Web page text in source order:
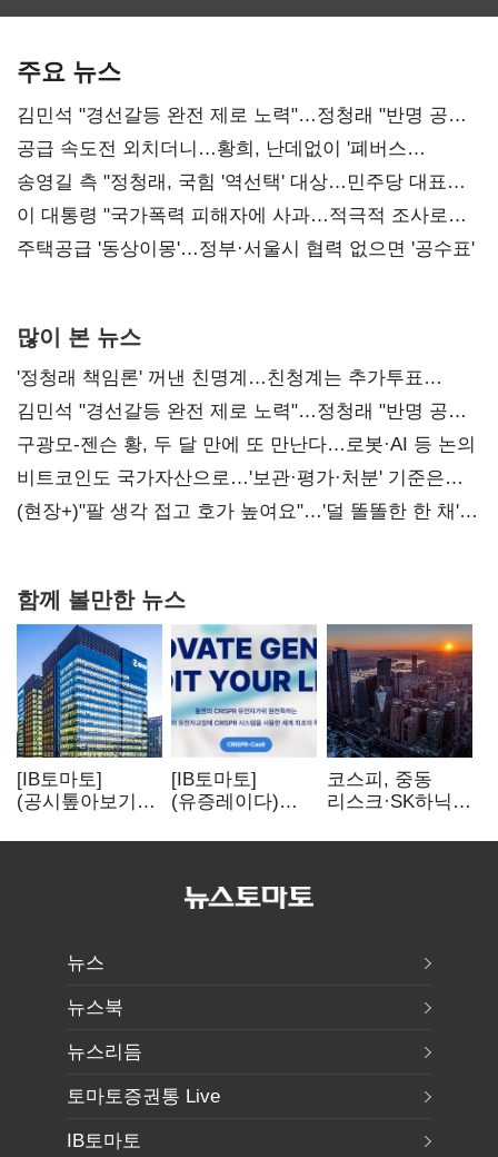
주요 뉴스
김민석 "경선갈등 완전 제로 노력"…정청래 "반명 공세
사과부터"
공급 속도전 외치더니…황희, 난데없이 '폐버스
리모델링' 제안
송영길 측 "정청래, 국힘 '역선택' 대상…민주당 대표로
총선 지휘 못해"
이 대통령 "국가폭력 피해자에 사과…적극적 조사로
진실 밝혀야"
주택공급 '동상이몽'…정부·서울시 협력 없으면 '공수표'
많이 본 뉴스
'정청래 책임론' 꺼낸 친명계…친청계는 추가투표
때리기
김민석 "경선갈등 완전 제로 노력"…정청래 "반명 공세
사과부터"
구광모-젠슨 황, 두 달 만에 또 만난다…로봇·AI 등 논의
비트코인도 국가자산으로…'보관·평가·처분' 기준은
숙제
(현장+)"팔 생각 접고 호가 높여요"…'덜 똘똘한 한 채'
함께 볼만한 뉴스
[IB토마토]
(공시톺아보기)
바로 매출로
[IB토마토]
(유증레이다)
3분의 1 토막…
비용부터 챙긴다
코스피, 중동
리스크·SK하닉
뒷걸음
뉴스
뉴스북
뉴스리듬
토마토증권통 Live
IB토마토